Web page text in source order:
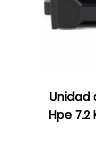
Unidad
Hpe 7.2